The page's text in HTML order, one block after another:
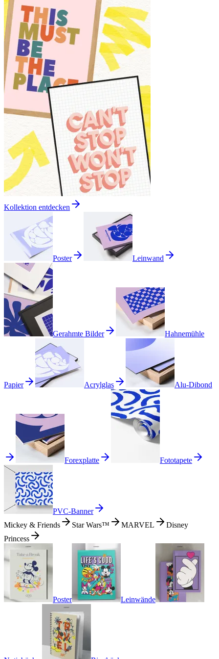
Kollektion entdecken
Poster Leinwand
Gerahmte Bilder Hahnemühle
Papier Acrylglas Alu-Dibond
Forexplatte Fototapete
PVC-Banner
Mickey & Friends
Star Wars™ MARVEL
Disney
Princess
Poster Leinwände